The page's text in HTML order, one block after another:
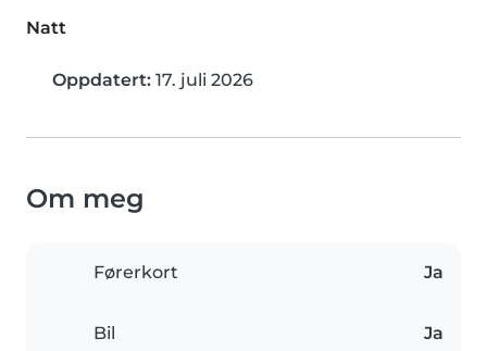
Natt
Oppdatert: 17. juli 2026
Om meg
Førerkort Ja
Bil Ja